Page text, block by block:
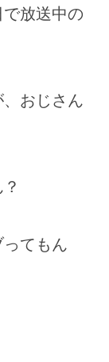
放送中の
おじさん
てもん